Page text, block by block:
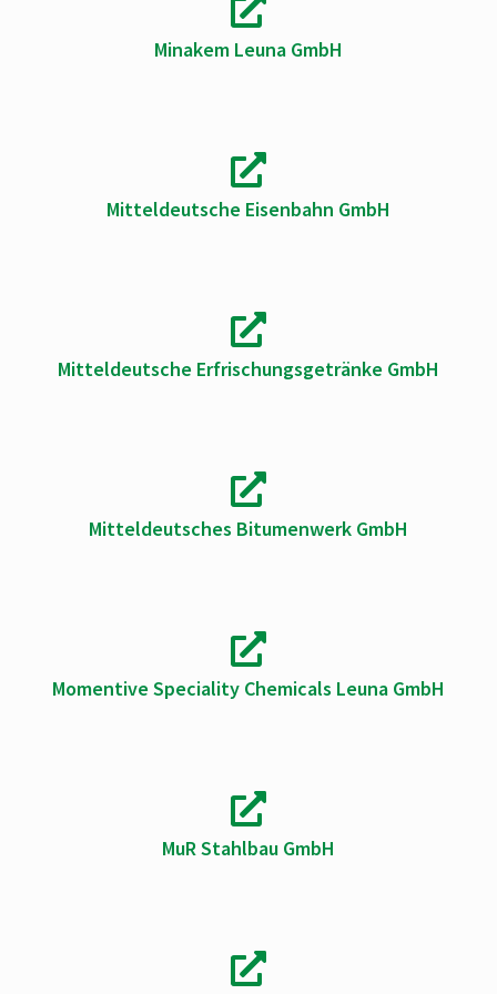
Minakem Leuna GmbH
Mitteldeutsche Eisenbahn GmbH
Mitteldeutsche Erfrischungsgetränke GmbH
Mitteldeutsches Bitumenwerk GmbH
Momentive Speciality Chemicals Leuna GmbH
MuR Stahlbau GmbH